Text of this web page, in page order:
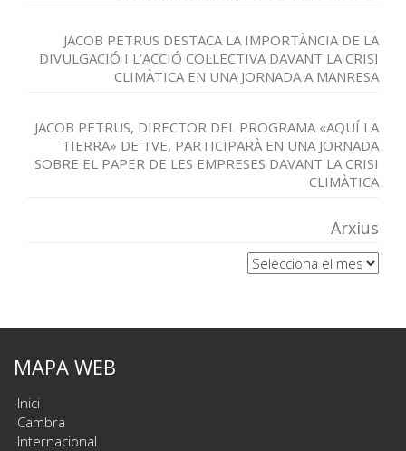
JACOB PETRUS DESTACA LA IMPORTÀNCIA DE LA
DIVULGACIÓ I L’ACCIÓ COL·LECTIVA DAVANT LA CRISI
CLIMÀTICA EN UNA JORNADA A MANRESA
JACOB PETRUS, DIRECTOR DEL PROGRAMA «AQUÍ LA
TIERRA» DE TVE, PARTICIPARÀ EN UNA JORNADA
SOBRE EL PAPER DE LES EMPRESES DAVANT LA CRISI
CLIMÀTICA
Arxius
Arxius
MAPA WEB
Inici
Cambra
Internacional